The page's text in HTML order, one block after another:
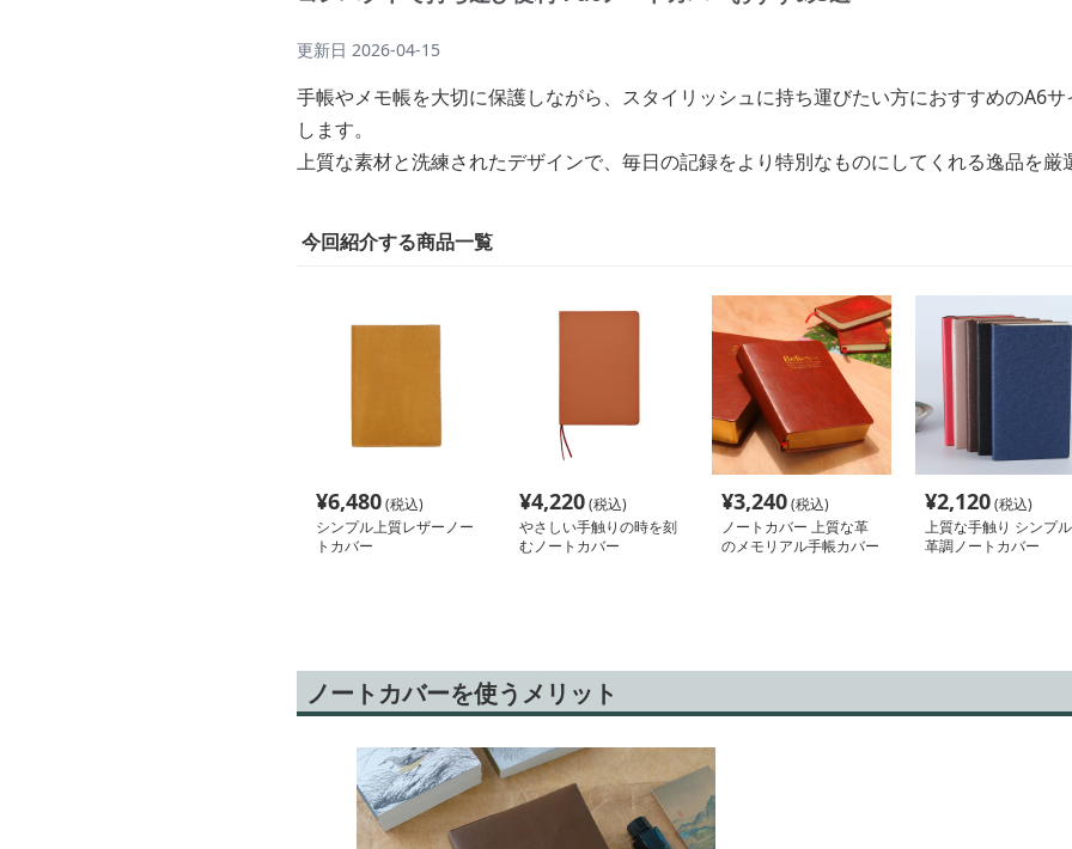
更新日 2026-04-15
手帳やメモ帳を大切に保護しながら、スタイリッシュに持ち運びたい方におすすめのA6
します。
上質な素材と洗練されたデザインで、毎日の記録をより特別なものにしてくれる逸品を厳
今回紹介する商品一覧
¥6,480(税込)
シンプル上質レザーノー
トカバー
¥4,220(税込)
やさしい手触りの時を刻
むノートカバー
¥3,240(税込)
ノートカバー 上質な革
のメモリアル手帳カバー
¥2,120(税込)
上質な手触り シンプル
革調ノートカバー
ノートカバーを使うメリット